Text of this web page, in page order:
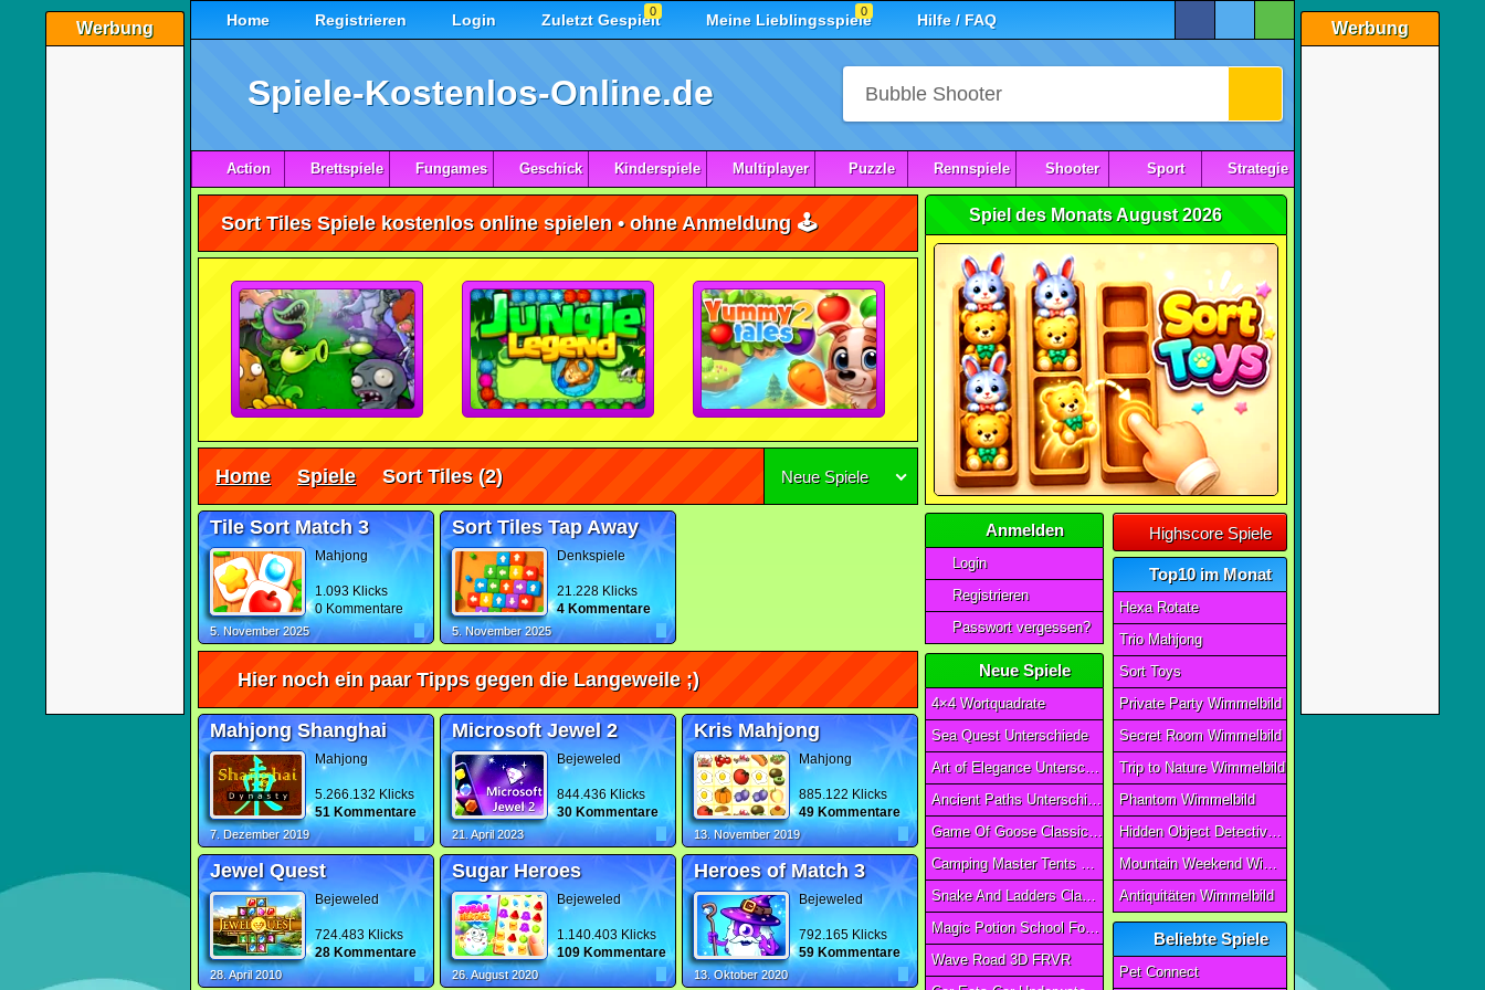
Werbung Werbung
Home Registrieren Login Zuletzt Gespielt
0 Meine Lieblingsspiele
0 Hilfe / FAQ
Spiele-Kostenlos-Online.de
Action Brettspiele Fungames Geschick Kinderspiele Multiplayer Puzzle Rennspiele Shooter Sport Strategie
Sort Tiles Spiele kostenlos online spielen • ohne Anmeldung 🕹️
Home Spiele Sort Tiles(2) Neue Spiele
Tile Sort Match 3
Mahjong
1.093 Klicks
0 Kommentare
5. November 2025
Sort Tiles Tap Away
Denkspiele
21.228 Klicks
4 Kommentare
5. November 2025
Hier noch ein paar Tipps gegen die Langeweile ;)
Mahjong Shanghai
Mahjong
5.266.132 Klicks
51 Kommentare
7. Dezember 2019
Microsoft Jewel 2
Bejeweled
844.436 Klicks
30 Kommentare
21. April 2023
Kris Mahjong
Mahjong
885.122 Klicks
49 Kommentare
13. November 2019
Jewel Quest
Bejeweled
724.483 Klicks
28 Kommentare
28. April 2010
Sugar Heroes
Bejeweled
1.140.403 Klicks
109 Kommentare
26. August 2020
Heroes of Match 3
Bejeweled
792.165 Klicks
59 Kommentare
13. Oktober 2020
Spiel des Monats August 2026
Anmelden
Login
Registrieren
Passwort vergessen?
Neue Spiele
4×4 Wortquadrate
Sea Quest Unterschiede
Art of Elegance Unterschiede
Ancient Paths Unterschiede
Game Of Goose Classic Edition
Camping Master Tents & Trees
Snake And Ladders Classic
Magic Potion School For Witch
Wave Road 3D FRVR
Highscore Spiele
Top10 im Monat
Hexa Rotate
Trio Mahjong
Sort Toys
Private Party Wimmelbild
Secret Room Wimmelbild
Trip to Nature Wimmelbild
Phantom Wimmelbild
Hidden Object Detective Story
Mountain Weekend Wimmelbild
Antiquitäten Wimmelbild
Beliebte Spiele
Pet Connect